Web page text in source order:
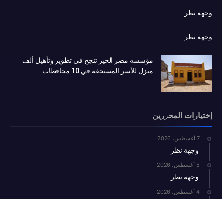
وجهة نظر
وجهة نظر
مؤسسه مصر الخير تنجح في تطوير وتأهيل ألف
منزل للأسر المستحقة في 10 محافظات
إختيارات المحررين
7 أغسطس، 2026
وجهة نظر
5 أغسطس، 2026
وجهة نظر
4 أغسطس، 2026